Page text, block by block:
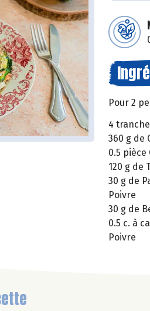
Pour 2
4
360 g de
0.5 pièce
120 g de
30 g de
Poivre
30 g de
0.5 c. à
Poivre